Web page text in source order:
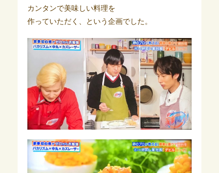
カンタンで美味しい料理を
作っていただく、という企画でした。